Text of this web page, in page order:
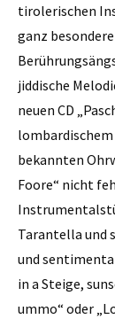
tirolerischen
ganz
jiddische
neuen CD
bekannten
Foore“ nicht
Tarantella und
und
in a Steige,
ummo“ oder